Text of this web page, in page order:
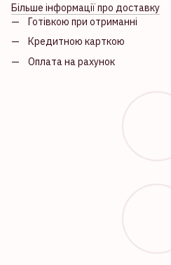
Більше інформації про доставку
Готівкою при отриманні
Кредитною карткою
Оплата на рахунок